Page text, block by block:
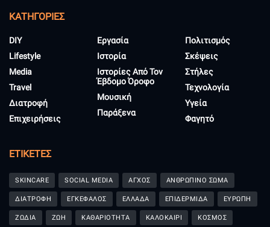
KΑΤΗΓΟΡΊΕΣ
DIY
Lifestyle
Media
Travel
Διατροφή
Επιχειρήσεις
Εργασία
Ιστορία
Ιστορίες Από Τον
Έβδομο Όροφο
Μουσική
Παράξενα
Πολιτισμός
Σκέψεις
Στήλες
Τεχνολογία
Υγεία
Φαγητό
ΕΤΙΚΈΤΕΣ
SKINCARE SOCIAL MEDIA ΑΓΧΟΣ ΑΝΘΡΩΠΙΝΟ ΣΩΜΑ
ΔΙΑΤΡΟΦΗ ΕΓΚΕΦΑΛΟΣ ΕΛΛΑΔΑ ΕΠΙΔΕΡΜΙΔΑ ΕΥΡΩΠΗ
ΖΩΔΙΑ ΖΩΗ ΚΑΘΑΡΙΟΤΗΤΑ ΚΑΛΟΚΑΙΡΙ ΚΟΣΜΟΣ